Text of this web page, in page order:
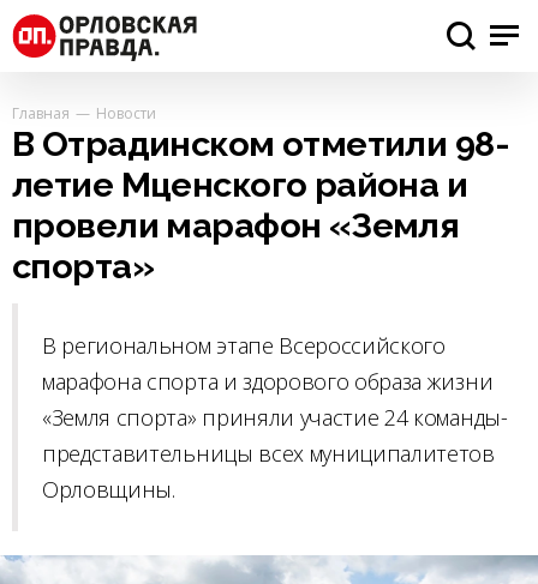
Главная Новости
В Отрадинском отметили 98-
летие Мценского района и
провели марафон «Земля
спорта»
В региональном этапе Всероссийского
марафона спорта и здорового образа жизни
«Земля спорта» приняли участие 24 команды-
представительницы всех муниципалитетов
Орловщины.